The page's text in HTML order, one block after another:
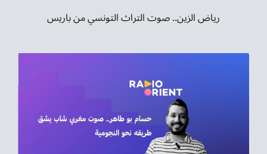
رياض الزين.. صوت التراث التونسي من باريس